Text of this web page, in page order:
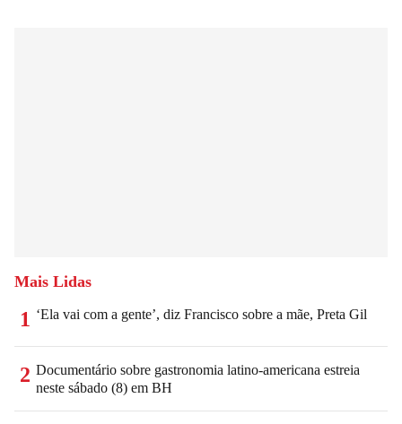
Mais Lidas
1 ‘Ela vai com a gente’, diz Francisco sobre a mãe, Preta Gil
2 Documentário sobre gastronomia latino-americana estreia
neste sábado (8) em BH